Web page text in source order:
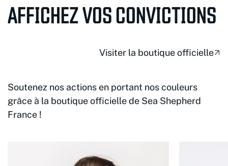
AFFICHEZ VOS CONVICTIONS
Visiter la boutique officielle
Soutenez nos actions en portant nos couleurs
grâce à la boutique officielle de Sea Shepherd
France !